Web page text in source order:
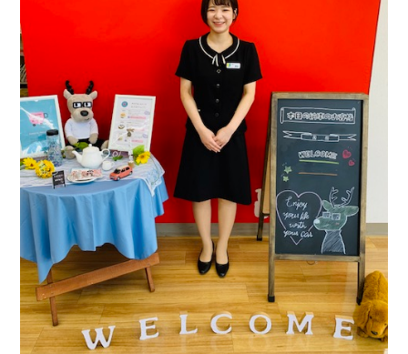
お問